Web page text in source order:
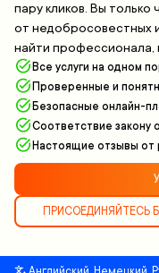
пару кликов. Вы
от недобросовестных
найти профессионала,
Все услуги на одном
Проверенные и
Безопасные онлайн-
Соответствие закону
Настоящие отзывы от
ПРИСОЕДИНЯЙТЕСЬ